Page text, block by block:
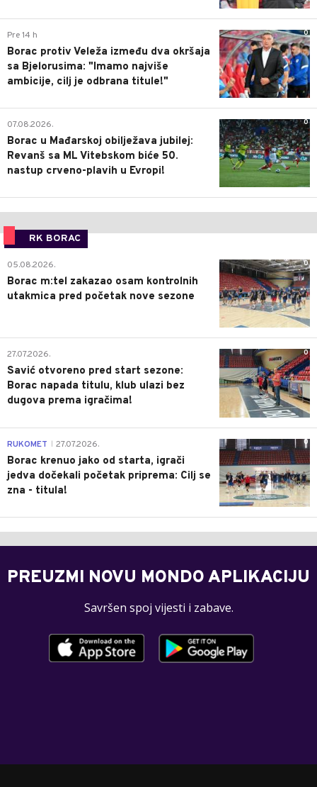
0
Pre 14 h
Borac protiv Veleža između dva okršaja
sa Bjelorusima: "Imamo najviše
ambicije, cilj je odbrana titule!"
0
07.08.2026.
Borac u Mađarskoj obilježava jubilej:
Revanš sa ML Vitebskom biće 50.
nastup crveno-plavih u Evropi!
RK BORAC
0
05.08.2026.
Borac m:tel zakazao osam kontrolnih
utakmica pred početak nove sezone
0
27.07.2026.
Savić otvoreno pred start sezone:
Borac napada titulu, klub ulazi bez
dugova prema igračima!
0
RUKOMET 27.07.2026.
Borac krenuo jako od starta, igrači
jedva dočekali početak priprema: Cilj se
zna - titula!
PREUZMI NOVU MONDO APLIKACIJU
Savršen spoj vijesti i zabave.